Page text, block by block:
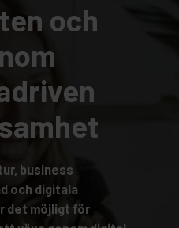
och
business
och digitala
det möjligt för